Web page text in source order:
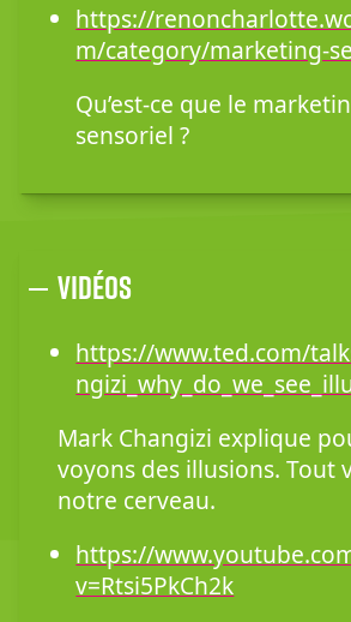
https://
m/category/marketing-
Qu’est-ce que le
sensoriel ?
Vidéos
https://www.ted.com/
Mark Changizi explique
voyons des illusions. Tout
notre cerveau.
https://
v=Rtsi5PkCh2k